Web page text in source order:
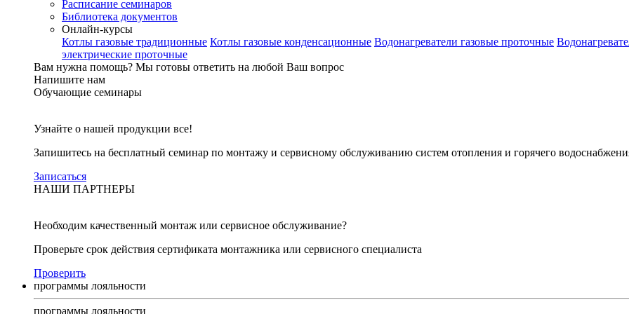
Расписание семинаров
Библиотека документов
Онлайн-курсы
Котлы газовые традиционные Котлы газовые конденсационные Водонагреватели газовые проточные
электрические проточные
Вам нужна помощь? Мы готовы ответить на любой Ваш вопрос
Напишите нам
Обучающие семинары
Узнайте о нашей продукции все!
Запишитесь на бесплатный семинар по монтажу и сервисному обслуживанию систем отопления и горячего
Записаться
НАШИ ПАРТНЕРЫ
Необходим качественный монтаж или сервисное обслуживание?
Проверьте срок действия сертификата монтажника или сервисного специалиста
Проверить
программы лояльности
программы лояльности